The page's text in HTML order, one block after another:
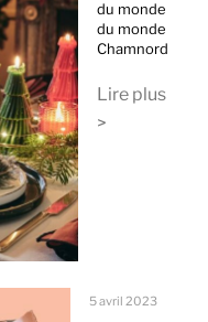
du monde
du monde
Chamnord
Lire plus
>
5 avril 2023